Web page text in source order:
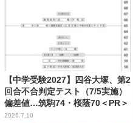
【中学受験2027】四谷大塚、第2
回合不合判定テスト（7/5実施）
偏差値…筑駒74・桜蔭70＜PR＞
2026.7.10